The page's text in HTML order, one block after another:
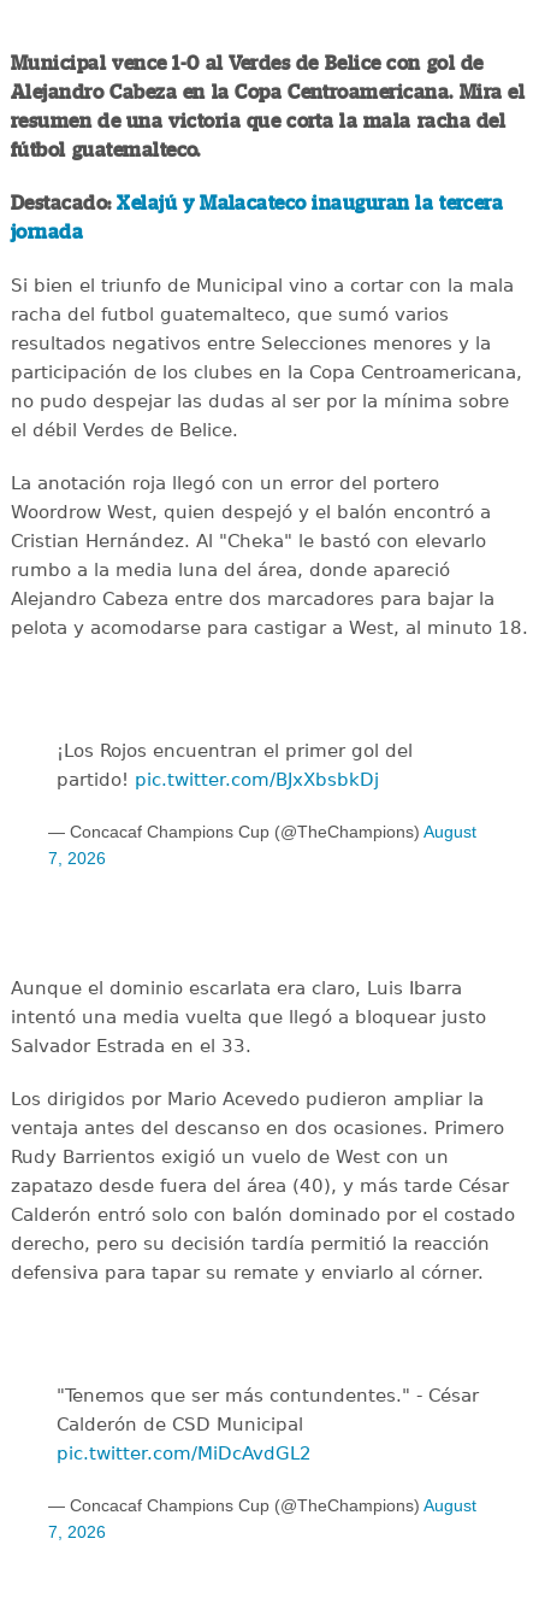
Municipal vence 1-0 al Verdes de Belice con gol de
Alejandro Cabeza en la Copa Centroamericana. Mira el
resumen de una victoria que corta la mala racha del
fútbol guatemalteco.
Destacado:Xelajú y Malacateco inauguran la tercera
jornada
Si bien el triunfo de Municipal vino a cortar con la mala
racha del futbol guatemalteco, que sumó varios
resultados negativos entre Selecciones menores y la
participación de los clubes en la Copa Centroamericana,
no pudo despejar las dudas al ser por la mínima sobre
el débil Verdes de Belice.
La anotación roja llegó con un error del portero
Woordrow West, quien despejó y el balón encontró a
Cristian Hernández. Al "Cheka" le bastó con elevarlo
rumbo a la media luna del área, donde apareció
Alejandro Cabeza entre dos marcadores para bajar la
pelota y acomodarse para castigar a West, al minuto 18.
¡Los Rojos encuentran el primer gol del
partido! pic.twitter.com/BJxXbsbkDj
— Concacaf Champions Cup (@TheChampions) August
7, 2026
Aunque el dominio escarlata era claro, Luis Ibarra
intentó una media vuelta que llegó a bloquear justo
Salvador Estrada en el 33.
Los dirigidos por Mario Acevedo pudieron ampliar la
ventaja antes del descanso en dos ocasiones. Primero
Rudy Barrientos exigió un vuelo de West con un
zapatazo desde fuera del área (40), y más tarde César
Calderón entró solo con balón dominado por el costado
derecho, pero su decisión tardía permitió la reacción
defensiva para tapar su remate y enviarlo al córner.
"Tenemos que ser más contundentes." - César
Calderón de CSD Municipal ️
pic.twitter.com/MiDcAvdGL2
— Concacaf Champions Cup (@TheChampions) August
7, 2026